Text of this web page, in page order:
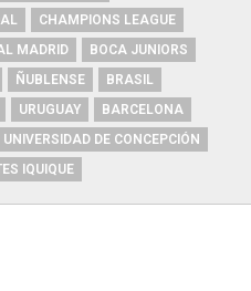
CHAMPIONS LEAGUE
MADRID
BOCA JUNIORS
ÑUBLENSE
BRASIL
URUGUAY
BARCELONA
UNIVERSIDAD DE CONCEPCIÓN
IQUIQUE